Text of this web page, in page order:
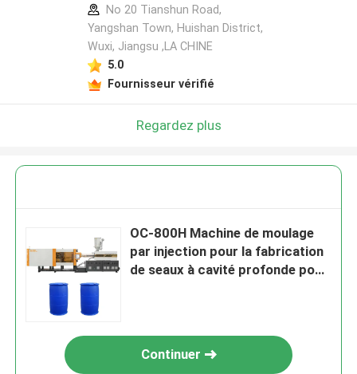
No 20 Tianshun Road,
Yangshan Town, Huishan District,
Wuxi, Jiangsu ,LA CHINE
5.0
Fournisseur vérifié
Regardez plus
OC-800H Machine de moulage
par injection pour la fabrication
de seaux à cavité profonde pour
Continuer